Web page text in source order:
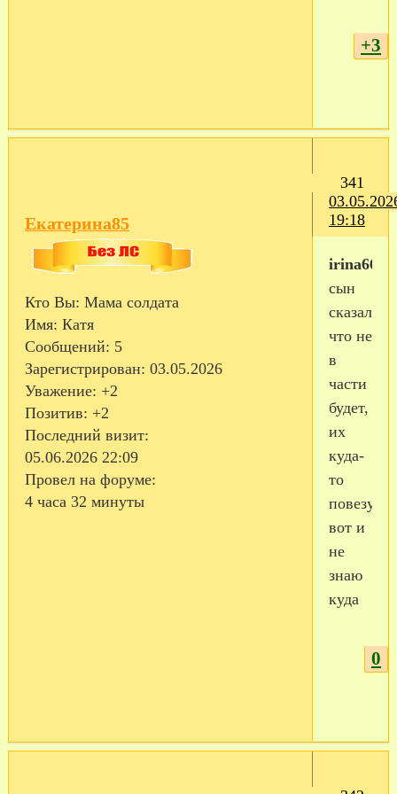
+3
341
19:18
Екатерина85
Кто Вы: Мама солдата
Имя: Катя
Сообщений: 5
Зарегистрирован: 03.05.2026
Уважение: +2
Позитив: +2
Последний визит:
05.06.2026 22:09
Провел на форуме:
4 часа 32 минуты
irina66
сын
сказал
что не
в
части
будет,
их
куда-
то
повезут,
вот и
не
знаю
куда
0